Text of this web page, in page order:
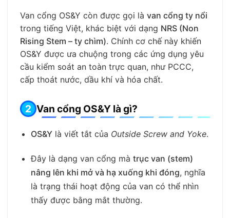
Van cổng OS&Y còn được gọi là van cổng ty nổi
trong tiếng Việt, khác biệt với dạng NRS (Non
Rising Stem – ty chìm). Chính cơ chế này khiến
OS&Y được ưa chuộng trong các ứng dụng yêu
cầu kiểm soát an toàn trực quan, như PCCC,
cấp thoát nước, dầu khí và hóa chất.
Van cổng OS&Y là gì?
OS&Ylà viết tắt của Outside Screw and Yoke.
Đây là dạng van cổng mà trục van (stem)
nâng lên khi mở và hạ xuống khi đóng, nghĩa
là trạng thái hoạt động của van có thể nhìn
thấy được bằng mắt thường.